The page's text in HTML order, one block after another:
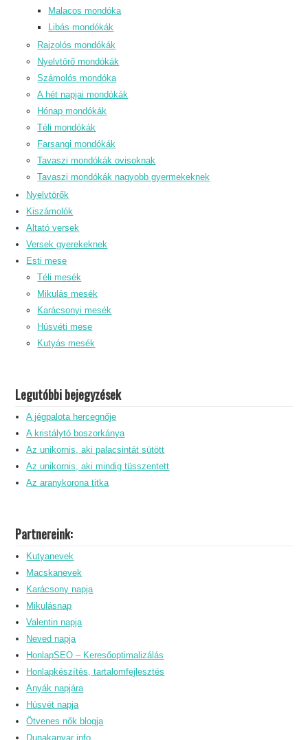
Malacos mondóka
Libás mondókák
Rajzolós mondókák
Nyelvtörő mondókák
Számolós mondóka
A hét napjai mondókák
Hónap mondókák
Téli mondókák
Farsangi mondókák
Tavaszi mondókák ovisoknak
Tavaszi mondókák nagyobb gyermekeknek
Nyelvtörők
Kiszámolók
Altató versek
Versek gyerekeknek
Esti mese
Téli mesék
Mikulás mesék
Karácsonyi mesék
Húsvéti mese
Kutyás mesék
Legutóbbi bejegyzések
A jégpalota hercegnője
A kristálytó boszorkánya
Az unikornis, aki palacsintát sütött
Az unikornis, aki mindig tüsszentett
Az aranykorona titka
Partnereink:
Kutyanevek
Macskanevek
Karácsony napja
Mikulásnap
Valentin napja
Neved napja
HonlapSEO – Keresőoptimalizálás
Honlapkészítés, tartalomfejlesztés
Anyák napjára
Húsvét napja
Ötvenes nők blogja
Dunakanyar info